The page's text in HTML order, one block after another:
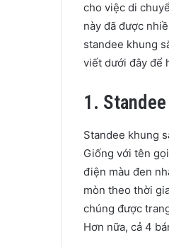
cho việc di
này đã được
standee khung
viết dưới đây để
1.
Standee khung
Giống với tên
điện màu đen
mòn theo thời
chúng được
Hơn nữa, cả 4